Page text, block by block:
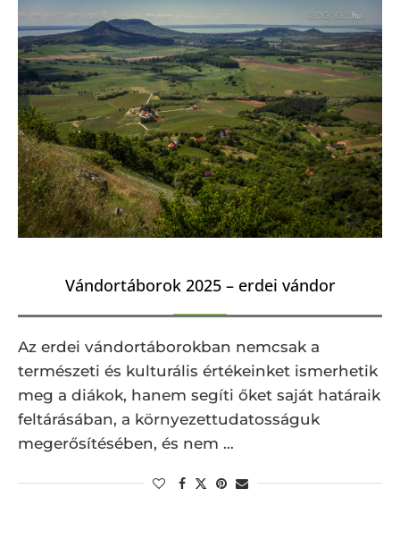
Vándortáborok 2025 – erdei vándor
Az erdei vándortáborokban nemcsak a
természeti és kulturális értékeinket ismerhetik
meg a diákok, hanem segíti őket saját határaik
feltárásában, a környezettudatosságuk
megerősítésében, és nem …